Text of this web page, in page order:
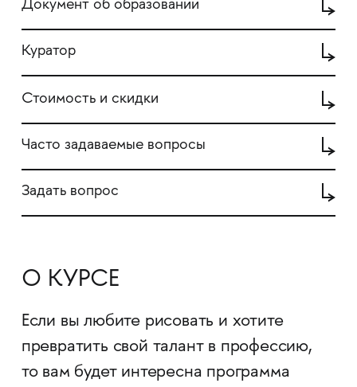
Документ об образовании
Куратор
Стоимость и скидки
Часто задаваемые вопросы
Задать вопрос
О КУРСЕ
Если вы любите рисовать и хотите
превратить свой талант в профессию,
то вам будет интересна программа